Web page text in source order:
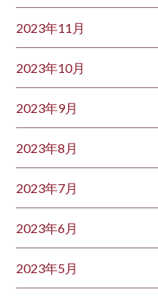
2023年11月
2023年10月
2023年9月
2023年8月
2023年7月
2023年6月
2023年5月